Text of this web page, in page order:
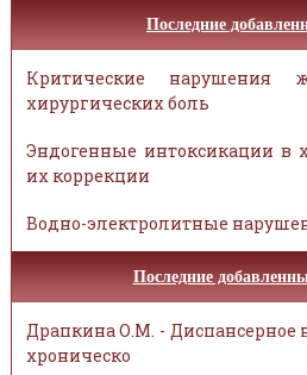
Последние
Критические нарушения
хирургических боль
Эндогенные интоксикации в
их коррекции
Водно-электролитные
Последние
Драпкина О.М. - Диспансерное
хроническо